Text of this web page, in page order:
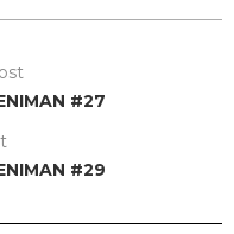
#27
#29